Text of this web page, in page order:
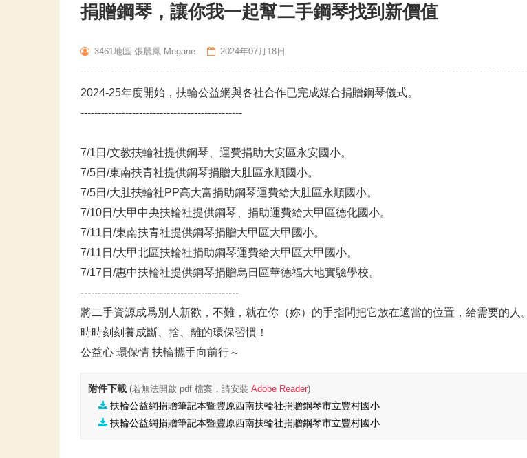
捐贈鋼琴，讓你我一起幫二手鋼琴找到新價值
3461地區 張麗鳳 Megane 2024年07月18日
2024-25年度開始，扶輪公益網與各社合作已完成媒合捐贈鋼琴儀式。
-----------------------------------------------
7/1日/文教扶輪社提供鋼琴、運費捐助大安區永安國小。
7/5日/東南扶青社提供鋼琴捐贈大肚區永順國小。
7/5日/大肚扶輪社PP高大富捐助鋼琴運費給大肚區永順國小。
7/10日/大甲中央扶輪社提供鋼琴、捐助運費給大甲區德化國小。
7/11日/東南扶青社提供鋼琴捐贈大甲區大甲國小。
7/11日/大甲北區扶輪社捐助鋼琴運費給大甲區大甲國小。
7/17日/惠中扶輪社提供鋼琴捐贈烏日區華德福大地實驗學校。
----------------------------------------------
將二手資源成爲別人新歡，不難，就在你（妳）的手指間把它放在適當的位置，給需要的人。
時時刻刻養成斷、捨、離的環保習慣！
公益心 環保情 扶輪攜手向前行～
附件下載 (若無法開啟 pdf 檔案，請安裝 Adobe Reader)
扶輪公益網捐贈筆記本暨豐原西南扶輪社捐贈鋼琴市立豐村國小
扶輪公益網捐贈筆記本暨豐原西南扶輪社捐贈鋼琴市立豐村國小